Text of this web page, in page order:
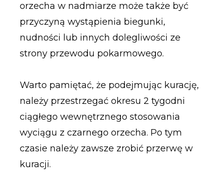
orzecha w nadmiarze może także być
przyczyną wystąpienia biegunki,
nudności lub innych dolegliwości ze
strony przewodu pokarmowego.
Warto pamiętać, że podejmując kurację,
należy przestrzegać okresu 2 tygodni
ciągłego wewnętrznego stosowania
wyciągu z czarnego orzecha. Po tym
czasie należy zawsze zrobić przerwę w
kuracji.